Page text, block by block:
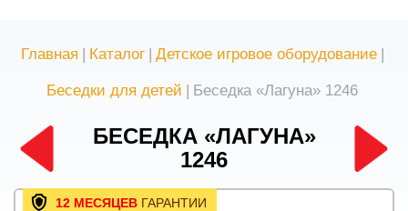
Главная | Каталог | Детское игровое оборудование |
Беседки для детей | Беседка «Лагуна» 1246
БЕСЕДКА «ЛАГУНА»
1246
12 МЕСЯЦЕВ ГАРАНТИИ